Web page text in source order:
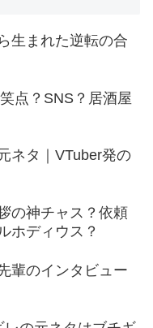
生まれた逆転の合
点？SNS？居酒屋
ネタ｜VTuber発の
の神チャス？依頼
ホディウス？
輩のインタビュー